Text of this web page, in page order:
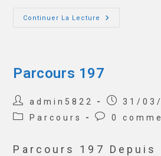
Continuer La Lecture
Parcours 197
admin5822
31/
Parcours
0
Parcours 197 Depuis